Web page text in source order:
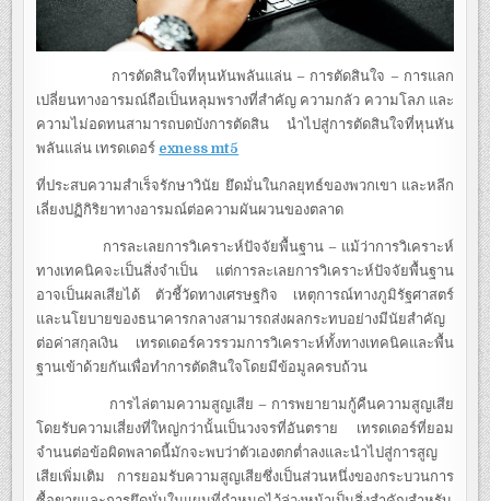
การตัดสินใจที่หุนหันพลันแล่น – การตัดสินใจ – การแลก
เปลี่ยนทางอารมณ์ถือเป็นหลุมพรางที่สำคัญ ความกลัว ความโลภ และ
ความไม่อดทนสามารถบดบังการตัดสิน นำไปสู่การตัดสินใจที่หุนหัน
พลันแล่น เทรดเดอร์ exness mt5
ที่ประสบความสำเร็จรักษาวินัย ยึดมั่นในกลยุทธ์ของพวกเขา และหลีก
เลี่ยงปฏิกิริยาทางอารมณ์ต่อความผันผวนของตลาด
การละเลยการวิเคราะห์ปัจจัยพื้นฐาน – แม้ว่าการวิเคราะห์
ทางเทคนิคจะเป็นสิ่งจำเป็น แต่การละเลยการวิเคราะห์ปัจจัยพื้นฐาน
อาจเป็นผลเสียได้ ตัวชี้วัดทางเศรษฐกิจ เหตุการณ์ทางภูมิรัฐศาสตร์
และนโยบายของธนาคารกลางสามารถส่งผลกระทบอย่างมีนัยสำคัญ
ต่อค่าสกุลเงิน เทรดเดอร์ควรรวมการวิเคราะห์ทั้งทางเทคนิคและพื้น
ฐานเข้าด้วยกันเพื่อทำการตัดสินใจโดยมีข้อมูลครบถ้วน
การไล่ตามความสูญเสีย – การพยายามกู้คืนความสูญเสีย
โดยรับความเสี่ยงที่ใหญ่กว่านั้นเป็นวงจรที่อันตราย เทรดเดอร์ที่ยอม
จำนนต่อข้อผิดพลาดนี้มักจะพบว่าตัวเองตกต่ำลงและนำไปสู่การสูญ
เสียเพิ่มเติม การยอมรับความสูญเสียซึ่งเป็นส่วนหนึ่งของกระบวนการ